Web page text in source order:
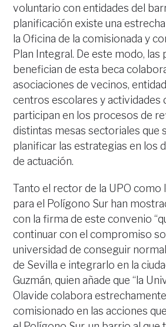
voluntario con entidades del
planificación existe una
la Oficina de la comisionada y
Plan Integral. De este modo, las
benefician de esta beca
asociaciones de vecinos,
centros escolares y actividades
participan en los procesos de
distintas mesas sectoriales que
planificar las estrategias en los
de actuación.
Tanto el rector de la UPO como
para el Polígono Sur han
con la firma de este convenio
continuar con el compromiso
universidad de conseguir
de Sevilla e integrarlo en la
Guzmán, quien añade que “la
Olavide colabora
comisionado en las acciones